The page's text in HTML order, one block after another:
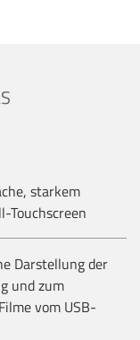
starkem
Touchscreen
Darstellung der
und zum
vom USB-